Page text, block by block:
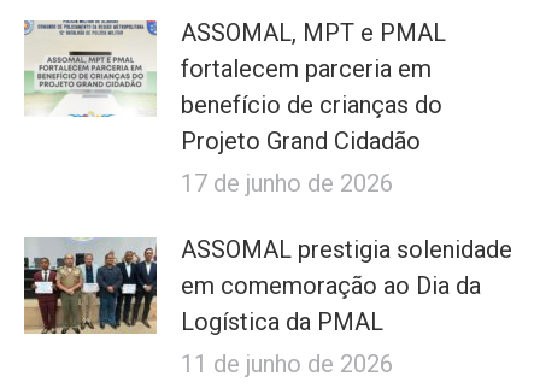
ASSOMAL, MPT e PMAL
fortalecem parceria em
benefício de crianças do
Projeto Grand Cidadão
17 de junho de 2026
ASSOMAL prestigia solenidade
em comemoração ao Dia da
Logística da PMAL
11 de junho de 2026